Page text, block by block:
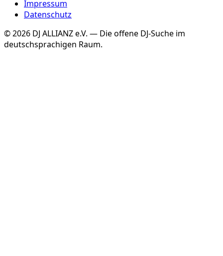
Impressum
Datenschutz
©2026 DJ ALLIANZ e.V. — Die offene DJ-Suche im
deutschsprachigen Raum.